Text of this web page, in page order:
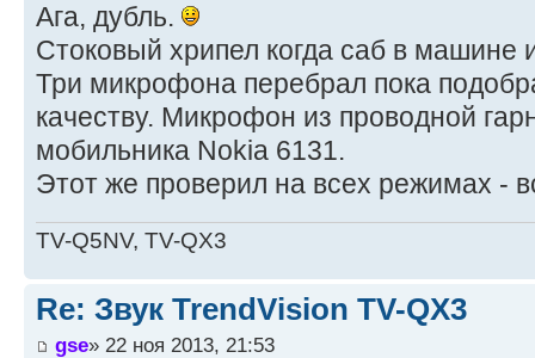
Ага, дубль.
Стоковый хрипел когда саб в машине
Три микрофона перебрал пока
качеству. Микрофон из проводной
мобильника Nokia 6131.
Этот же проверил на всех режимах -
TV-Q5NV, TV-QX3
Re: Звук TrendVision TV-QX3
gse» 22 ноя 2013, 21:53